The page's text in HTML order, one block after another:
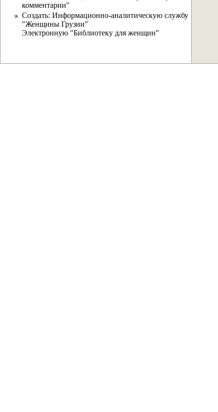
комментарии"
Создать: Информационно-аналитическую службу
"Женщины Грузии"
Электронную "Библиотеку для женщин"